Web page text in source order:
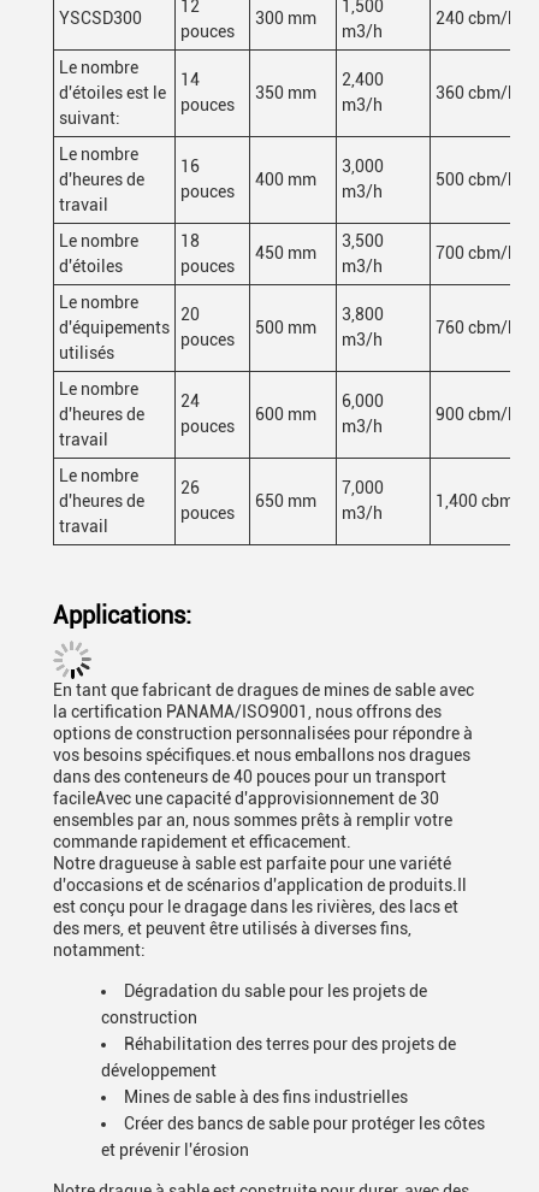
YSCSD300
12
pouces
300 mm
1,500
m3/h
240 cbm/h
Le nombre
d'étoiles est le
suivant:
14
pouces
350 mm
2,400
m3/h
360 cbm/h
Le nombre
d'heures de
travail
16
pouces
400 mm
3,000
m3/h
500 cbm/h
Le nombre
d'étoiles
18
pouces
450 mm
3,500
m3/h
700 cbm/h
Le nombre
d'équipements
utilisés
20
pouces
500 mm
3,800
m3/h
760 cbm/h
Le nombre
d'heures de
travail
24
pouces
600 mm
6,000
m3/h
900 cbm/h
Le nombre
d'heures de
travail
26
pouces
650 mm
7,000
m3/h
1,400 cbm/h
Applications:
En tant que fabricant de dragues de mines de sable avec
la certification PANAMA/ISO9001, nous offrons des
options de construction personnalisées pour répondre à
vos besoins spécifiques.et nous emballons nos dragues
dans des conteneurs de 40 pouces pour un transport
facileAvec une capacité d'approvisionnement de 30
ensembles par an, nous sommes prêts à remplir votre
commande rapidement et efficacement.
Notre dragueuse à sable est parfaite pour une variété
d'occasions et de scénarios d'application de produits.Il
est conçu pour le dragage dans les rivières, des lacs et
des mers, et peuvent être utilisés à diverses fins,
notamment:
Dégradation du sable pour les projets de
construction
Réhabilitation des terres pour des projets de
développement
Mines de sable à des fins industrielles
Créer des bancs de sable pour protéger les côtes
et prévenir l'érosion